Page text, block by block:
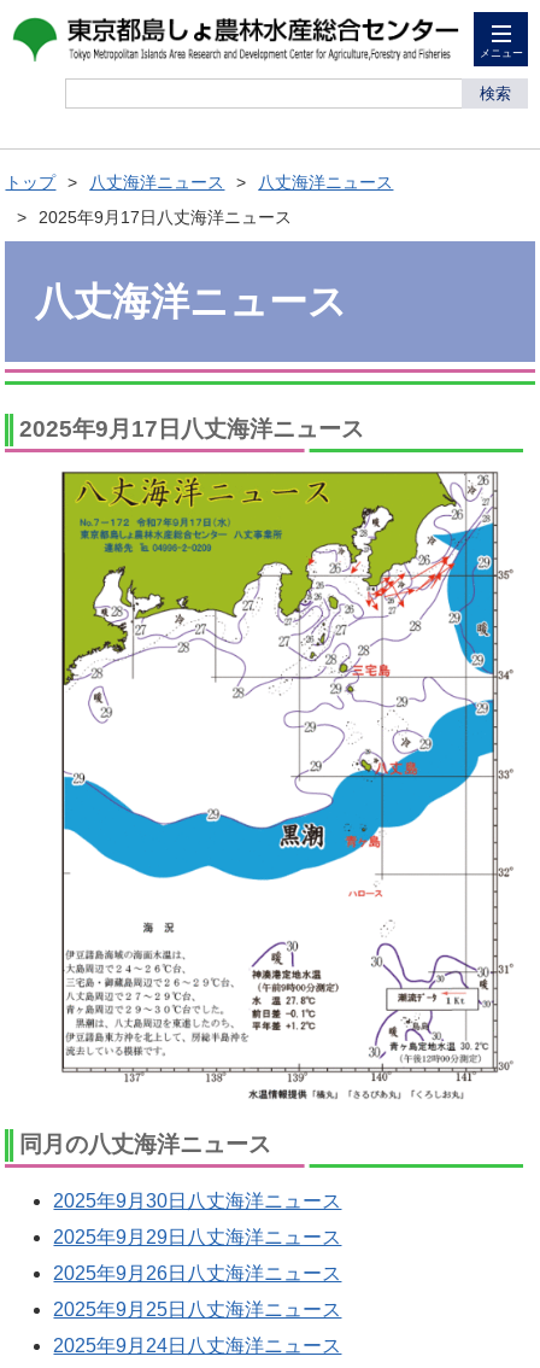
メニュー
検索
トップ 八丈海洋ニュース
八丈海洋ニュース
2025年9月17日八丈海洋ニュース
八丈海洋ニュース
2025年9月17日八丈海洋ニュース
同月の八丈海洋ニュース
2025年9月30日八丈海洋ニュース
2025年9月29日八丈海洋ニュース
2025年9月26日八丈海洋ニュース
2025年9月25日八丈海洋ニュース
2025年9月24日八丈海洋ニュース